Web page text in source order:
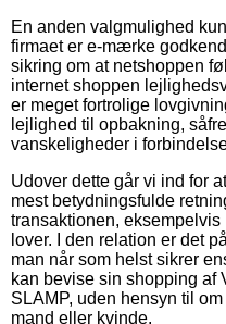
En anden valgmulighed
firmaet er e-mærke
sikring om at netshoppen
internet shoppen
er meget fortrolige
lejlighed til opbakning,
vanskeligheder i
Udover dette går vi ind for
mest betydningsfulde
transaktionen,
lover. I den relation er det
man når som helst sikrer
kan bevise sin shopping af
SLAMP, uden hensyn til
mand eller kvinde.